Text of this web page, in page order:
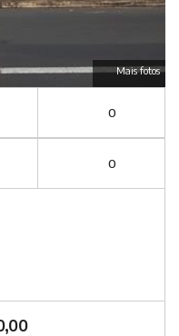
Mais fotos
0
0